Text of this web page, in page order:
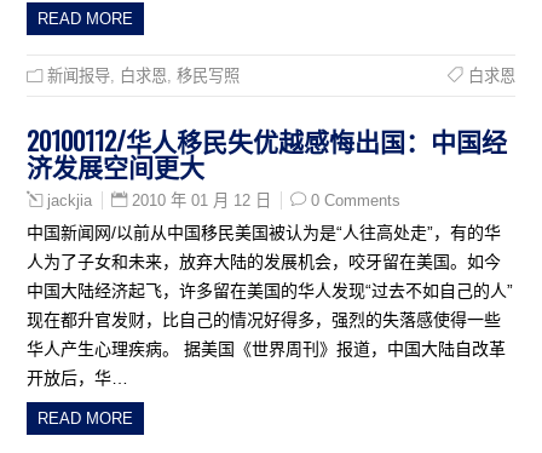
READ MORE
新闻报导 白求恩 ,移民写照 白求恩
20100112/华人移民失优越感悔出国：中国经
济发展空间更大
jackjia 2010 年 01 月 12 日 0 Comments
中国新闻网/以前从中国移民美国被认为是“人往高处走”，有的华
人为了子女和未来，放弃大陆的发展机会，咬牙留在美国。如今
中国大陆经济起飞，许多留在美国的华人发现“过去不如自己的人”
现在都升官发财，比自己的情况好得多，强烈的失落感使得一些
华人产生心理疾病。 据美国《世界周刊》报道，中国大陆自改革
开放后，华…
READ MORE